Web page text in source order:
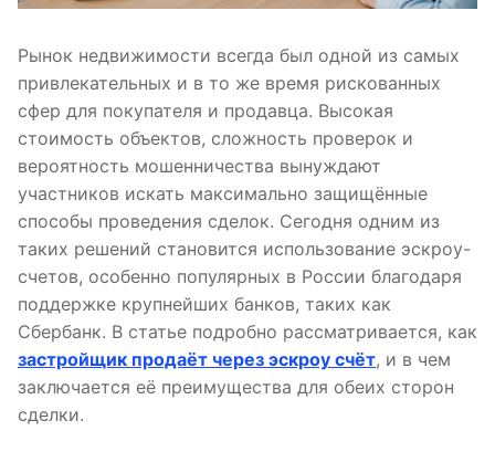
Рынок недвижимости всегда был одной из самых
привлекательных и в то же время рискованных
сфер для покупателя и продавца. Высокая
стоимость объектов, сложность проверок и
вероятность мошенничества вынуждают
участников искать максимально защищённые
способы проведения сделок. Сегодня одним из
таких решений становится использование эскроу-
счетов, особенно популярных в России благодаря
поддержке крупнейших банков, таких как
Сбербанк. В статье подробно рассматривается, как
застройщик продаёт через эскроу счёт, и в чем
заключается её преимущества для обеих сторон
сделки.